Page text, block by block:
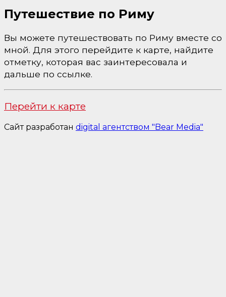
Путешествие по Риму
Вы можете путешествовать по Риму вместе со
мной. Для этого перейдите к карте, найдите
отметку, которая вас заинтересовала и
дальше по ссылке.
Перейти к карте
Сайт разработан digital агентством "Bear Media"